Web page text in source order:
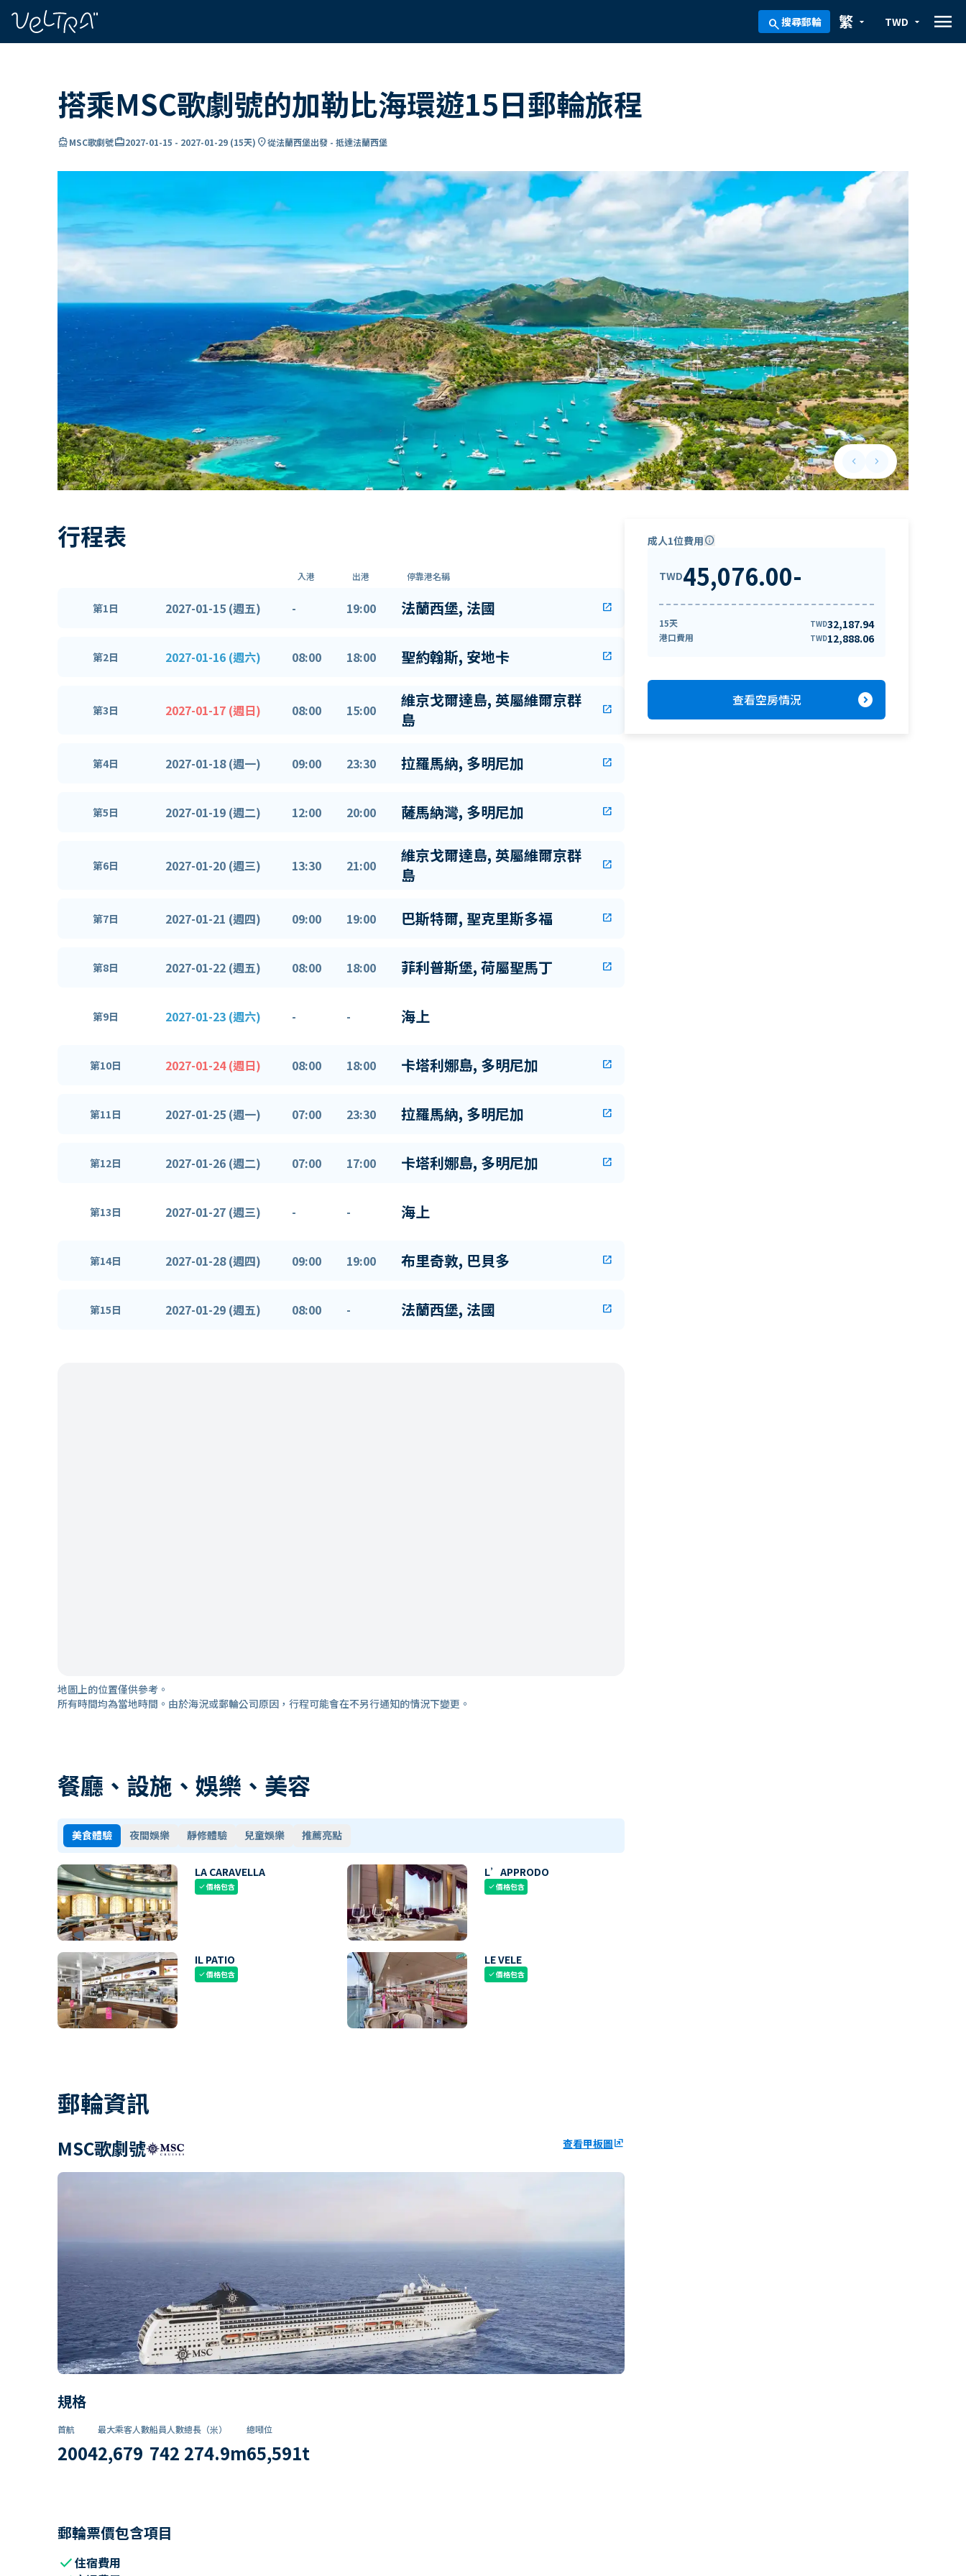
search搜尋郵輪 arrow_drop_down
繁 arrow_drop_down
TWD menu
搭乘MSC歌劇號的加勒比海環遊15日郵輪旅程
directions_boatMSC歌劇號card_travel2027-01-15 - 2027-01-29 (15天) location_on從法蘭西堡出發 - 抵達法蘭西堡
keyboard_arrow_leftPrevious slide
keyboard_arrow_rightNext slide
行程表
入港 出港 停靠港名稱
第1日 2027-01-15 (週五) - 19:00 法蘭西堡, 法國 open_in_new
第2日 2027-01-16 (週六) 08:00 18:00 聖約翰斯, 安地卡 open_in_new
第3日 2027-01-17 (週日) 08:00 15:00
維京戈爾達島, 英屬維爾京群
島
open_in_new
第4日 2027-01-18 (週一) 09:00 23:30 拉羅馬納, 多明尼加 open_in_new
第5日 2027-01-19 (週二) 12:00 20:00 薩馬納灣, 多明尼加 open_in_new
第6日 2027-01-20 (週三) 13:30 21:00
維京戈爾達島, 英屬維爾京群
島
open_in_new
第7日 2027-01-21 (週四) 09:00 19:00 巴斯特爾, 聖克里斯多福 open_in_new
第8日 2027-01-22 (週五) 08:00 18:00 菲利普斯堡, 荷屬聖馬丁 open_in_new
第9日 2027-01-23 (週六) - - 海上
第10日 2027-01-24 (週日) 08:00 18:00 卡塔利娜島, 多明尼加 open_in_new
第11日 2027-01-25 (週一) 07:00 23:30 拉羅馬納, 多明尼加 open_in_new
第12日 2027-01-26 (週二) 07:00 17:00 卡塔利娜島, 多明尼加 open_in_new
第13日 2027-01-27 (週三) - - 海上
第14日 2027-01-28 (週四) 09:00 19:00 布里奇敦, 巴貝多 open_in_new
第15日 2027-01-29 (週五) 08:00 - 法蘭西堡, 法國 open_in_new
地圖上的位置僅供參考。
所有時間均為當地時間。由於海況或郵輪公司原因，行程可能會在不另行通知的情況下變更。
餐廳、設施、娛樂、美容
美食體驗 夜間娛樂 靜修體驗 兒童娛樂 推薦亮點
LA CARAVELLA
check價格包含
L’APPRODO
check價格包含
IL PATIO
check價格包含
LE VELE
check價格包含
郵輪資訊
MSC歌劇號 查看甲板圖ungroup
規格
首航
2004
最大乘客人數
2,679
船員人數
742
總長（米）
274.9m
總噸位
65,591t
郵輪票價包含項目
check住宿費用
成人1位費用info
TWD45,076.00-
15天 TWD32,187.94
港口費用 TWD12,888.06
查看空房情況 expand_circle_right